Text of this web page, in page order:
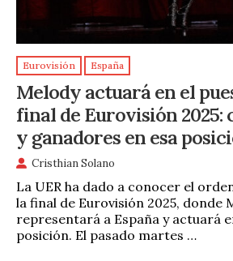
Eurovisión España
Melody actuará en el
final de Eurovisión 2025:
y ganadores en esa
Cristhian Solano
La UER ha dado a conocer el
la final de Eurovisión 2025, donde
representará a España y actuará
posición. El pasado martes …